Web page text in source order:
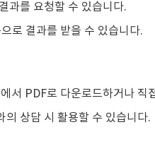
과를 요청할 수 있습니다.
로 결과를 받을 수 있습니다.
서 PDF로 다운로드하거나 직
의 상담 시 활용할 수 있습니다.